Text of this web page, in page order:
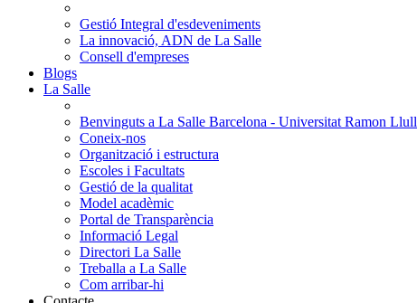
Gestió Integral d'esdeveniments
La innovació, ADN de La Salle
Consell d'empreses
Blogs
La Salle
Benvinguts a La Salle Barcelona - Universitat Ramon Llull
Coneix-nos
Organització i estructura
Escoles i Facultats
Gestió de la qualitat
Model acadèmic
Portal de Transparència
Informació Legal
Directori La Salle
Treballa a La Salle
Com arribar-hi